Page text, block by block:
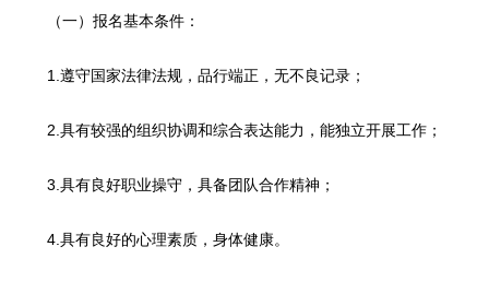
（一）报名基本条件：
1.遵守国家法律法规，品行端正，无不良记录；
2.具有较强的组织协调和综合表达能力，能独立开展工作；
3.具有良好职业操守，具备团队合作精神；
4.具有良好的心理素质，身体健康。